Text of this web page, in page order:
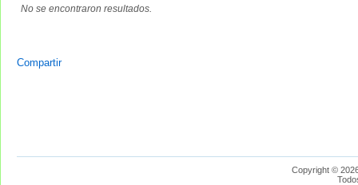
No se encontraron resultados.
Compartir
Copyright ©